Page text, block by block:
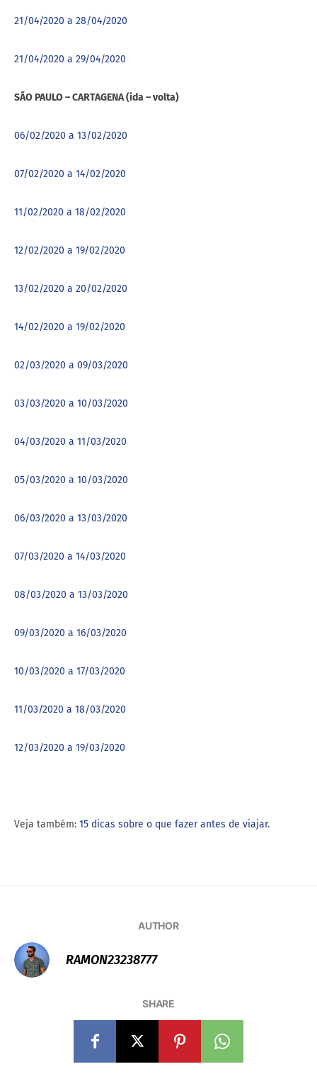
21/04/2020 a 28/04/2020
21/04/2020 a 29/04/2020
SÃO PAULO – CARTAGENA (ida – volta)
06/02/2020 a 13/02/2020
07/02/2020 a 14/02/2020
11/02/2020 a 18/02/2020
12/02/2020 a 19/02/2020
13/02/2020 a 20/02/2020
14/02/2020 a 19/02/2020
02/03/2020 a 09/03/2020
03/03/2020 a 10/03/2020
04/03/2020 a 11/03/2020
05/03/2020 a 10/03/2020
06/03/2020 a 13/03/2020
07/03/2020 a 14/03/2020
08/03/2020 a 13/03/2020
09/03/2020 a 16/03/2020
10/03/2020 a 17/03/2020
11/03/2020 a 18/03/2020
12/03/2020 a 19/03/2020
Veja também: 15 dicas sobre o que fazer antes de viajar.
AUTHOR
RAMON23238777
SHARE